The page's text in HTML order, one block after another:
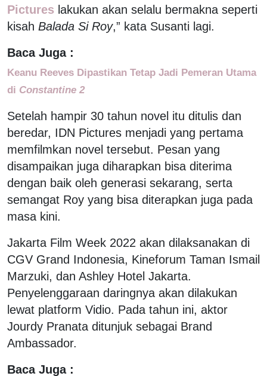
Pictures lakukan akan selalu bermakna seperti
kisah Balada Si Roy,” kata Susanti lagi.
Baca Juga :
Keanu Reeves Dipastikan Tetap Jadi Pemeran Utama
di Constantine 2
Setelah hampir 30 tahun novel itu ditulis dan
beredar, IDN Pictures menjadi yang pertama
memfilmkan novel tersebut. Pesan yang
disampaikan juga diharapkan bisa diterima
dengan baik oleh generasi sekarang, serta
semangat Roy yang bisa diterapkan juga pada
masa kini.
Jakarta Film Week 2022 akan dilaksanakan di
CGV Grand Indonesia, Kineforum Taman Ismail
Marzuki, dan Ashley Hotel Jakarta.
Penyelenggaraan daringnya akan dilakukan
lewat platform Vidio. Pada tahun ini, aktor
Jourdy Pranata ditunjuk sebagai Brand
Ambassador.
Baca Juga :